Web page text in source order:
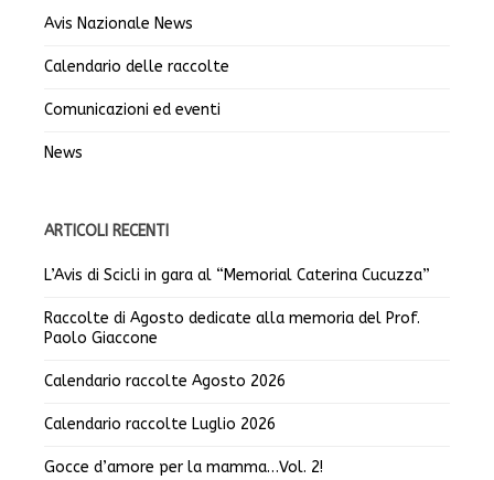
Avis Nazionale News
Calendario delle raccolte
Comunicazioni ed eventi
News
ARTICOLI RECENTI
L’Avis di Scicli in gara al “Memorial Caterina Cucuzza”
Raccolte di Agosto dedicate alla memoria del Prof.
Paolo Giaccone
Calendario raccolte Agosto 2026
Calendario raccolte Luglio 2026
Gocce d’amore per la mamma…Vol. 2!